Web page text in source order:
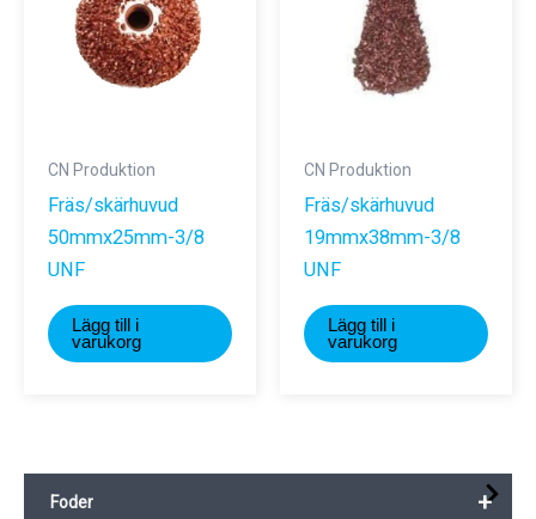
CN Produktion
Fräs/skärhuvud
50mmx25mm-3/8
UNF
Lägg till i
varukorg
CN Produktion
Fräs/skärhuvud
19mmx38mm-3/8
UNF
Lägg till i
varukorg
+
Foder